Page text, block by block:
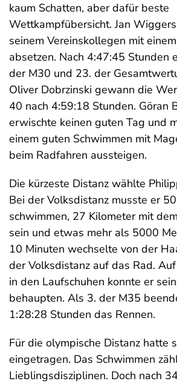
kaum Schatten, aber dafür beste
Wettkampfübersicht. Jan
seinem Vereinskollegen mit
absetzen. Nach 4:47:45 Stunden
der M30 und 23. der
Oliver Dobrzinski gewann die
40 nach 4:59:18 Stunden. Göran
erwischte keinen guten Tag und
einem guten Schwimmen mit
beim Radfahren aussteigen.
Die kürzeste Distanz wählte
Bei der Volksdistanz musste er
schwimmen, 27 Kilometer mit
sein und etwas mehr als 5000
10 Minuten wechselte von der
der Volksdistanz auf das Rad.
in den Laufschuhen konnte er
behaupten. Als 3. der M35
1:28:28 Stunden das Rennen.
Für die olympische Distanz hatte
eingetragen. Das Schwimmen
Lieblingsdisziplinen. Doch nach